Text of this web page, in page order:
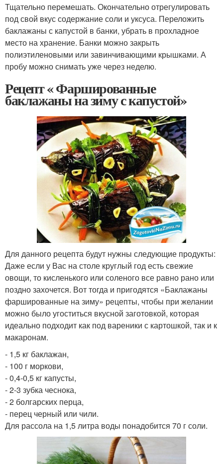
Тщательно перемешать. Окончательно отрегулировать
под свой вкус содержание соли и уксуса. Переложить
баклажаны с капустой в банки, убрать в прохладное
место на хранение. Банки можно закрыть
полиэтиленовыми или завинчивающими крышками. А
пробу можно снимать уже через неделю.
Рецепт « Фаршированные
баклажаны на зиму с капустой»
Для данного рецепта будут нужны следующие продукты:
Даже если у Вас на столе круглый год есть свежие
овощи, то кисленького или соленого все равно рано или
поздно захочется. Вот тогда и пригодятся «Баклажаны
фаршированные на зиму» рецепты, чтобы при желании
можно было угоститься вкусной заготовкой, которая
идеально подходит как под вареники с картошкой, так и к
макаронам.
- 1,5 кг баклажан,
- 100 г моркови,
- 0,4-0,5 кг капусты,
- 2-3 зубка чеснока,
- 2 болгарских перца,
- перец черный или чили.
Для рассола на 1,5 литра воды понадобится 70 г соли.